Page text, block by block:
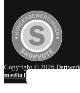
Copyright © 2026
mediaDIV